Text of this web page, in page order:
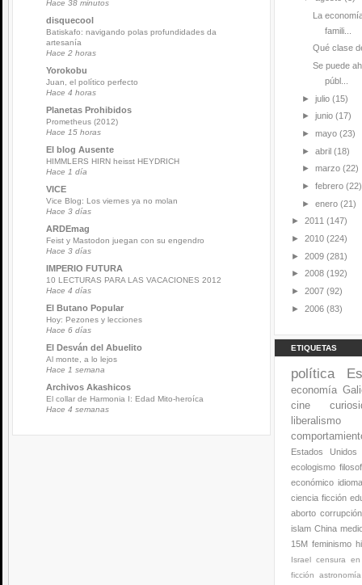
Hace 38 minutos
disquecool
Batiskafo: navigando polas profundidades da
artesanía
Hace 2 horas
Yorokobu
Juan, el político perfecto
Hace 4 horas
Planetas Prohibidos
Prometheus (2012)
Hace 15 horas
El blog Ausente
HIMMLERS HIRN heisst HEYDRICH
Hace 1 día
VICE
Vice Blog: Los viernes ya no molan
Hace 3 días
ARDEmag
Feist y Mastodon juegan con su engendro
Hace 3 días
IMPERIO FUTURA
10 LECTURAS PARA LAS VACACIONES 2012
Hace 4 días
El Butano Popular
Hoy: Pezones y lecciones
Hace 6 días
El Desván del Abuelito
Al monte, a lo lejos
Hace 1 semana
Archivos Akashicos
El collar de Harmonia I: Edad Mito-heroíca
Hace 4 semanas
La
famili...
Qué clase
Se puede
públ...
► julio (15)
► junio (17)
► mayo (23)
► abril (18)
► marzo (22)
► febrero (22)
► enero (21)
► 2011 (147)
► 2010 (224)
► 2009 (281)
► 2008 (192)
► 2007 (92)
► 2006 (83)
ETIQUETAS
política
economía
cine
liberalismo
Estados Unidos
ecologismo
económico idioma
ciencia ficción
aborto corrupción
islam China
15M feminismo
Israel
censura
ficción
astronomía